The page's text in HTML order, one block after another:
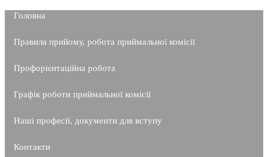
Головна
Правила прийому, робота приймальної комісії
Профорієнтаційна робота
Графік роботи приймальної комісії
Наші професії, документи для вступу
Контакти